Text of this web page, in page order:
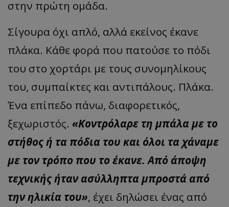
στην πρώτη ομάδα.
Σίγουρα όχι απλό, αλλά εκείνος έκανε
πλάκα. Κάθε φορά που πατούσε το πόδι
του στο χορτάρι με τους συνομηλίκους
του, συμπαίκτες και αντιπάλους. Πλάκα.
Ένα επίπεδο πάνω, διαφορετικός,
ξεχωριστός. «Κοντρόλαρε τη μπάλα με το
στήθος ή τα πόδια του και όλοι τα χάναμε
με τον τρόπο που το έκανε. Από άποψη
τεχνικής ήταν ασύλληπτα μπροστά από
την ηλικία του», έχει δηλώσει ένας από